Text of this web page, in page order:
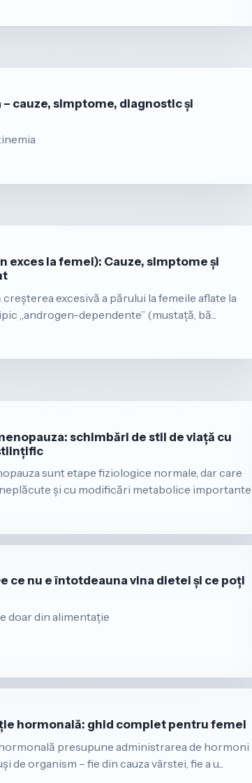
cauze, simptome, diagnostic și
exces la femei): Cauze, simptome și
excesivă a părului la femeile aflate la
„androgen-dependente” (mustață, bă...
schimbări de stil de viață cu
sunt etape fiziologice normale, dar care
și cu modificări metabolice importante
ce nu e întotdeauna vina dietei și ce poți
doar din alimentație
hormonală: ghid complet pentru femei
presupune administrarea de hormoni
de organism – fie din cauza vârstei, fie a u...